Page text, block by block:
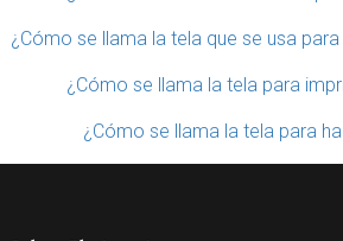
¿Cómo se llama la tela que se usa
¿Cómo se llama la tela para
¿Cómo se llama la tela para